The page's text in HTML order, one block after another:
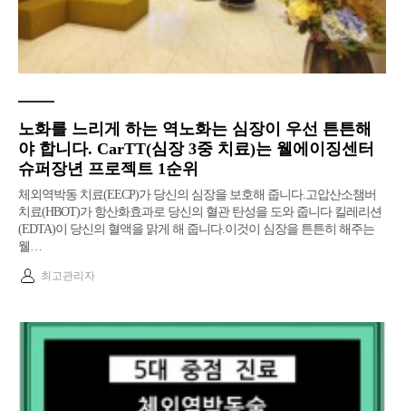
노화를 느리게 하는 역노화는 심장이 우선 튼튼해
야 합니다. CarTT(심장 3중 치료)는 웰에이징센터
슈퍼장년 프로젝트 1순위
체외역박동 치료(EECP)가 당신의 심장을 보호해 줍니다.고압산소챔버
치료(HBOT)가 항산화효과로 당신의 혈관 탄성을 도와 줍니다 킬레리션
(EDTA)이 당신의 혈액을 맑게 해 줍니다.이것이 심장을 튼튼히 해주는
웰…
최고관리자